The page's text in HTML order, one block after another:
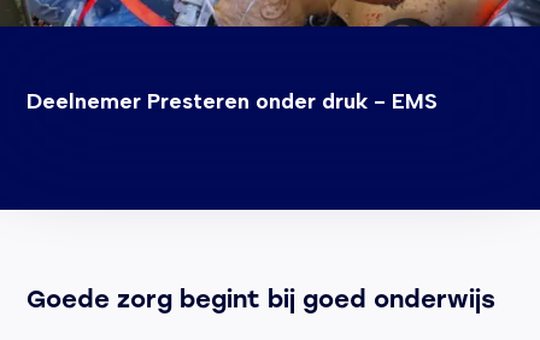
Deelnemer Presteren onder druk - EMS
Goede zorg begint bij goed onderwijs